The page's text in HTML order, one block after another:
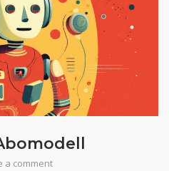
a comment